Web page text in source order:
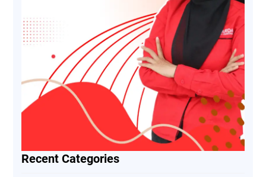
Recent Categories